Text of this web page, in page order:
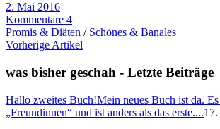
2. Mai 2016
Kommentare 4
Promis & Diäten / Schönes & Banales
Vorherige Artikel
was bisher geschah - Letzte Beiträge
Hallo zweites Buch!Mein neues Buch ist da.
„Freundinnen“ und ist anders als das erste....